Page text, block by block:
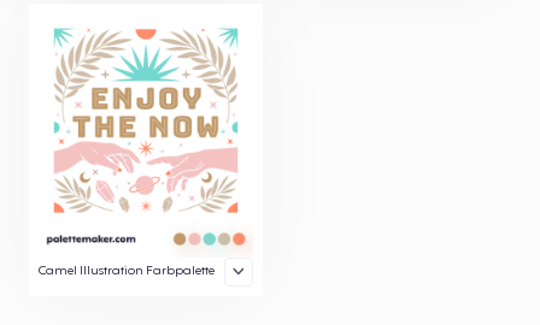
Camel Illustration Farbpalette